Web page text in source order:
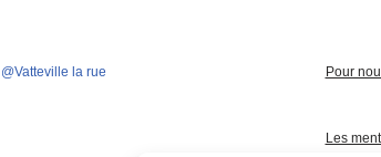
@Vatteville la rue Pour
Les